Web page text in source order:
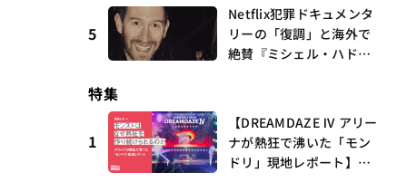
載第6回 観たいものが
多すぎる～稲垣貴俊の配
信時評
5
Netflix犯罪ドキュメンタ
リーの「復調」と海外で
絶賛『ミシェル・ハドリ
すぎる～稲垣貴俊の配信
時評
特集
1
【DREAMDAZE Ⅳ アリー
ナが熱狂で沸いた「モン
ドリ」現地レポート】モ